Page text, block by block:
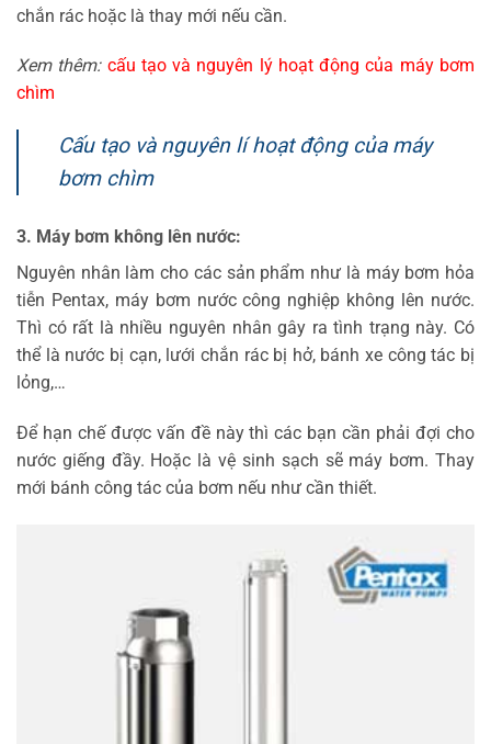
chắn rác hoặc là thay mới nếu cần.
Xem thêm: cấu tạo và nguyên lý hoạt động của máy bơm
chìm
Cấu tạo và nguyên lí hoạt động của máy
bơm chìm
3. Máy bơm không lên nước:
Nguyên nhân làm cho các sản phẩm như là máy bơm hỏa
tiễn Pentax, máy bơm nước công nghiệp không lên nước.
Thì có rất là nhiều nguyên nhân gây ra tình trạng này. Có
thể là nước bị cạn, lưới chắn rác bị hở, bánh xe công tác bị
lỏng,…
Để hạn chế được vấn đề này thì các bạn cần phải đợi cho
nước giếng đầy. Hoặc là vệ sinh sạch sẽ máy bơm. Thay
mới bánh công tác của bơm nếu như cần thiết.